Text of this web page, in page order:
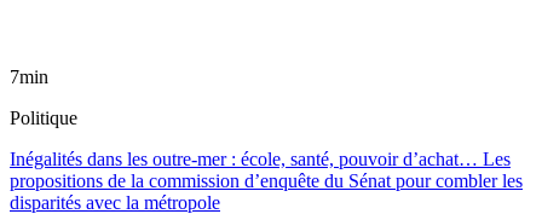
7min
Politique
Inégalités dans les outre-mer : école, santé, pouvoir d’achat… Les
propositions de la commission d’enquête du Sénat pour combler les
disparités avec la métropole